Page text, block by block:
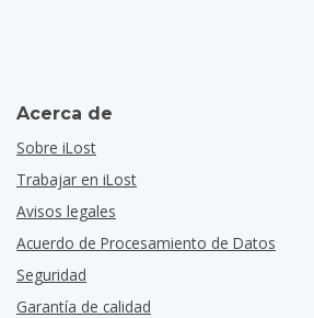
Acerca de
Sobre iLost
Trabajar en iLost
Avisos legales
Acuerdo de Procesamiento de Datos
Seguridad
Garantía de calidad